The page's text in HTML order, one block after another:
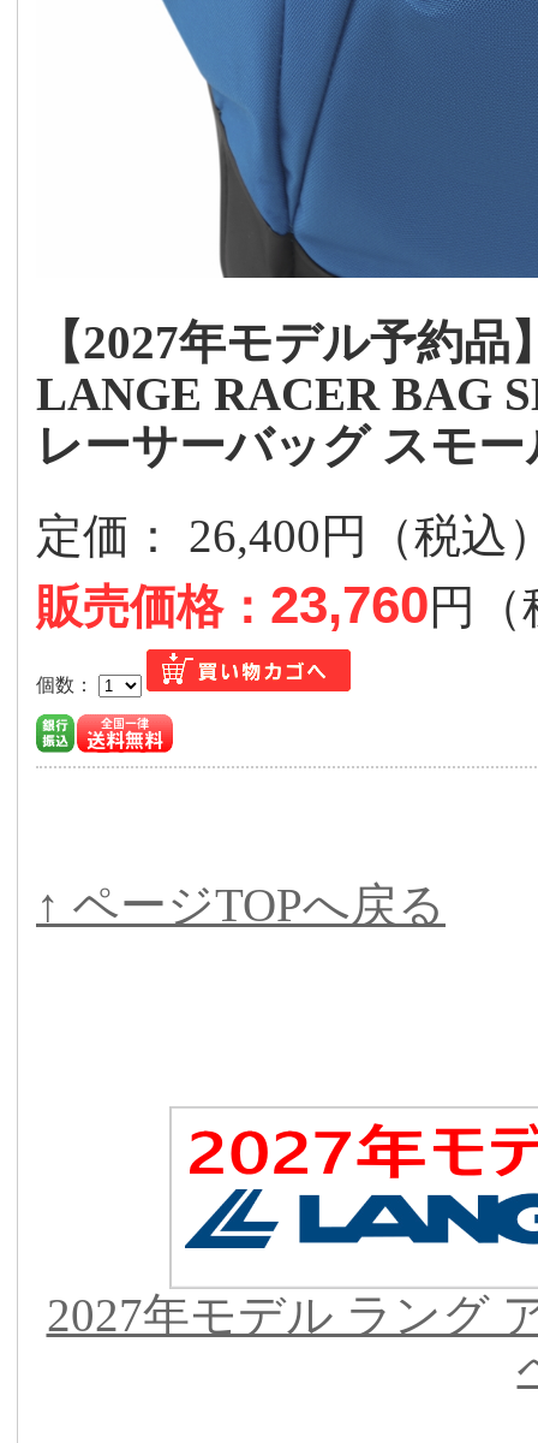
【2027年モデル予約品
LANGE RACER BAG
レーサーバッグ スモー
定価： 26,400円（税込
販売価格： 23,760円
個数：
↑ ページTOPへ戻る
2027年モデル ラング